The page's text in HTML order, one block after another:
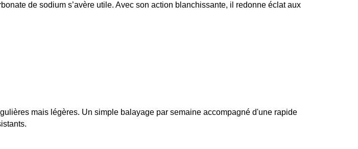
de sodium s’avère utile. Avec son action blanchissante, il redonne éclat aux
mais légères. Un simple balayage par semaine accompagné d'une rapide